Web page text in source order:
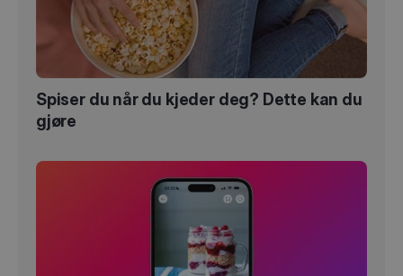
Spiser du når du kjeder deg? Dette kan du
gjøre